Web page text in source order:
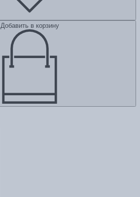
Добавить в корзину